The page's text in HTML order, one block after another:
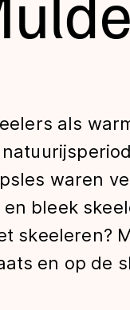
als
waren
bleek
skeeleren?
en op de